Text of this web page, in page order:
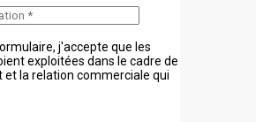
j'accepte que les
exploitées dans le cadre de
et la relation commerciale qui